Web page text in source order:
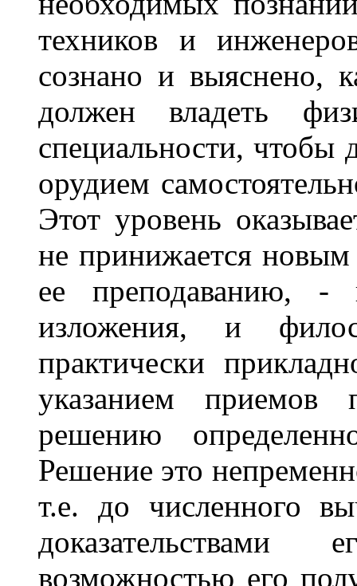
техников и
сознано и выяснено,
должен владеть
специальности, чтобы
орудием
Этот уровень
не принижается
ее преподаванию, -
изложения, и
практически
указанием приемов
решению
Решение это
т.е. до численного
возможностью его